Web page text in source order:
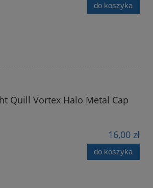
do koszyka
Quill Vortex Halo Metal Cap
16,00 zł
do koszyka